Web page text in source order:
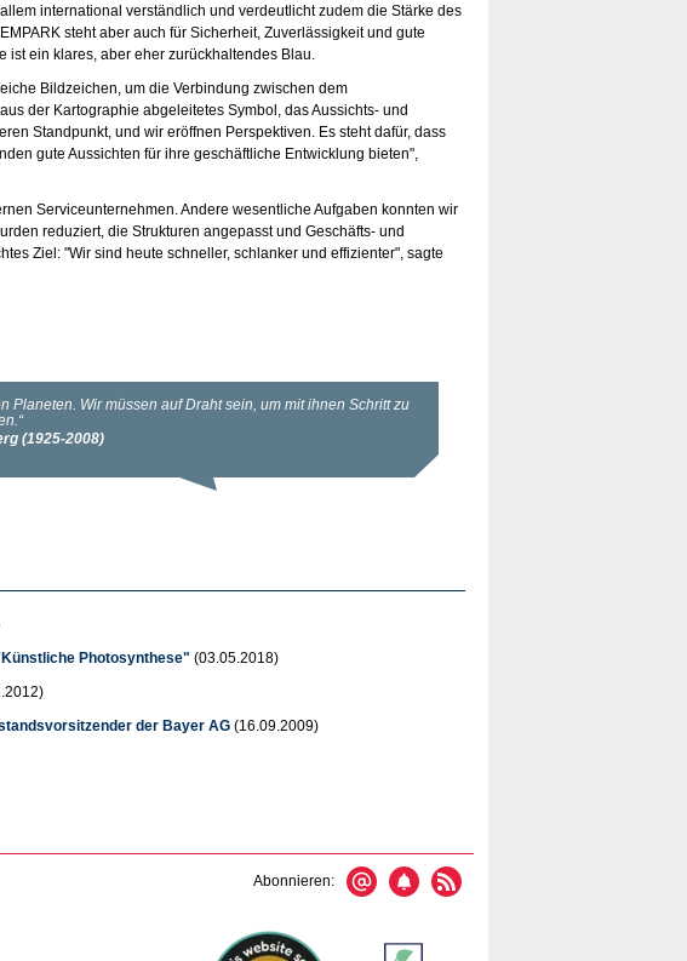
international verständlich und verdeutlicht zudem die Stärke des
steht aber auch für Sicherheit, Zuverlässigkeit und gute
ein klares, aber eher zurückhaltendes Blau.
Bildzeichen, um die Verbindung zwischen dem
der Kartographie abgeleitetes Symbol, das Aussichts- und
Standpunkt, und wir eröffnen Perspektiven. Es steht dafür, dass
gute Aussichten für ihre geschäftliche Entwicklung bieten",
Serviceunternehmen. Andere wesentliche Aufgaben konnten wir
reduziert, die Strukturen angepasst und Geschäfts- und
Ziel: "Wir sind heute schneller, schlanker und effizienter", sagte
Photosynthese" (03.05.2018)
der Bayer AG (16.09.2009)
Abonnieren: